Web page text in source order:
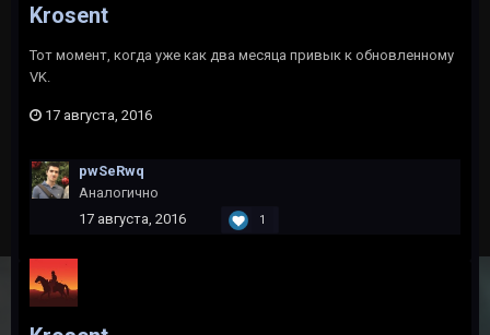
Krosent
Тот момент, когда уже как два месяца привык к обновленному
VK.
17 августа, 2016
pwSeRwq
Аналогично
17 августа, 2016
1